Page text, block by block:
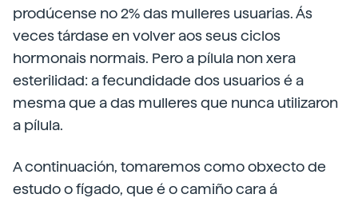
prodúcense no 2% das mulleres usuarias. Ás
veces tárdase en volver aos seus ciclos
hormonais normais. Pero a pílula non xera
esterilidad: a fecundidade dos usuarios é a
mesma que a das mulleres que nunca utilizaron
a pílula.
A continuación, tomaremos como obxecto de
estudo o fígado, que é o camiño cara á